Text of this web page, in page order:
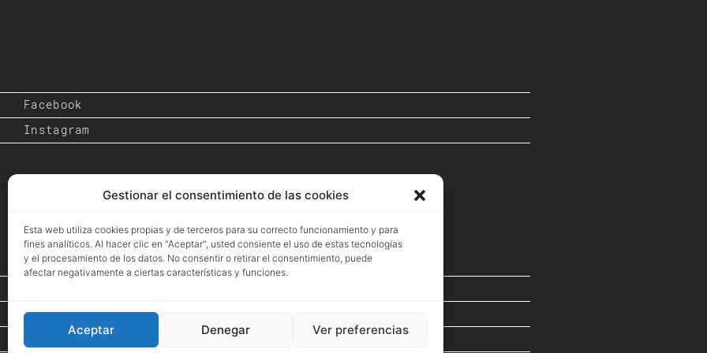
Gestionar el consentimiento de las cookies
Esta web utiliza cookies propias y de terceros para su correcto funcionamiento y para
fines analíticos. Al hacer clic en "Aceptar", usted consiente el uso de estas tecnologías
y el procesamiento de los datos. No consentir o retirar el consentimiento, puede
afectar negativamente a ciertas características y funciones.
Aceptar Denegar Ver preferencias
Facebook
Instagram
Proyectos
Espacio de Arte